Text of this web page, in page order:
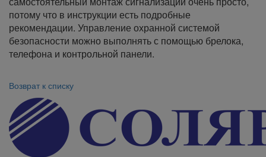
потому что в инструкции есть подробные
рекомендации. Управление охранной системой
безопасности можно выполнять с помощью брелока,
телефона и контрольной панели.
Возврат к списку